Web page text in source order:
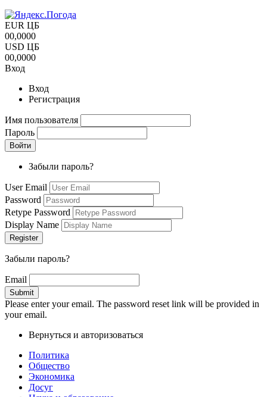
EUR ЦБ
00,0000
USD ЦБ
00,0000
Вход
Вход
Регистрация
Имя пользователя
Пароль
Забыли пароль?
User Email
Password
Retype Password
Display Name
Забыли пароль?
Email
Please enter your email. The password reset link will be provided in
your email.
Вернуться и авторизоваться
Политика
Общество
Экономика
Досуг